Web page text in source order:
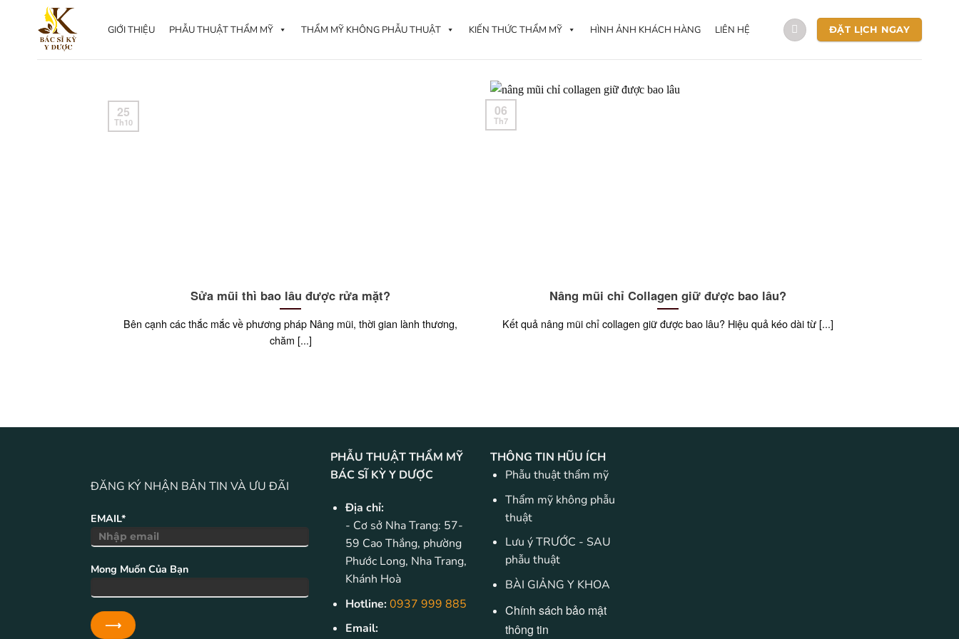
GIỚI THIỆU PHẪU THUẬT THẨM MỸ THẨM MỸ KHÔNG PHẪU THUẬT KIẾN THỨC THẨM MỸ HÌNH ẢNH KHÁCH HÀNG LIÊN HỆ ĐẶT LỊCH NGAY
Sửa mũi thì bao lâu được rửa mặt?
Bên cạnh các thắc mắc về phương pháp Nâng mũi, thời gian lành thương,
chăm [...]
25
Th10
Nâng mũi chỉ Collagen giữ được bao lâu?
Kết quả nâng mũi chỉ collagen giữ được bao lâu? Hiệu quả kéo dài từ [...]
06
Th7
ĐĂNG KÝ NHẬN BẢN TIN VÀ ƯU ĐÃI
EMAIL*
Mong Muốn Của Bạn
PHẪU THUẬT THẨM MỸ
BÁC SĨ KỲ Y DƯỢC
Địa chỉ:
- Cơ sở Nha Trang: 57-
59 Cao Thắng, phường
Phước Long, Nha Trang,
Khánh Hoà
Hotline:0937 999 885
Email:
THÔNG TIN HŨU ÍCH
Phẫu thuật thẩm mỹ
Thẩm mỹ không phẫu
thuật
Lưu ý TRƯỚC - SAU
phẫu thuật
BÀI GIẢNG Y KHOA
Chính sách bảo mật
thông tin